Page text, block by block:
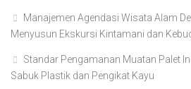
Manajemen Agendasi Wisata Alam
Menyusun Ekskursi Kintamani dan
Standar Pengamanan Muatan Palet
Sabuk Plastik dan Pengikat Kayu